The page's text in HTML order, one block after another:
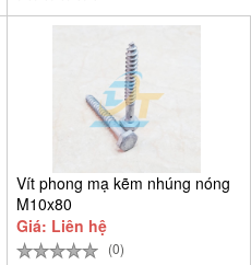
Vít phong mạ kẽm nhúng nóng
M10x80
Giá: Liên hệ
(0)